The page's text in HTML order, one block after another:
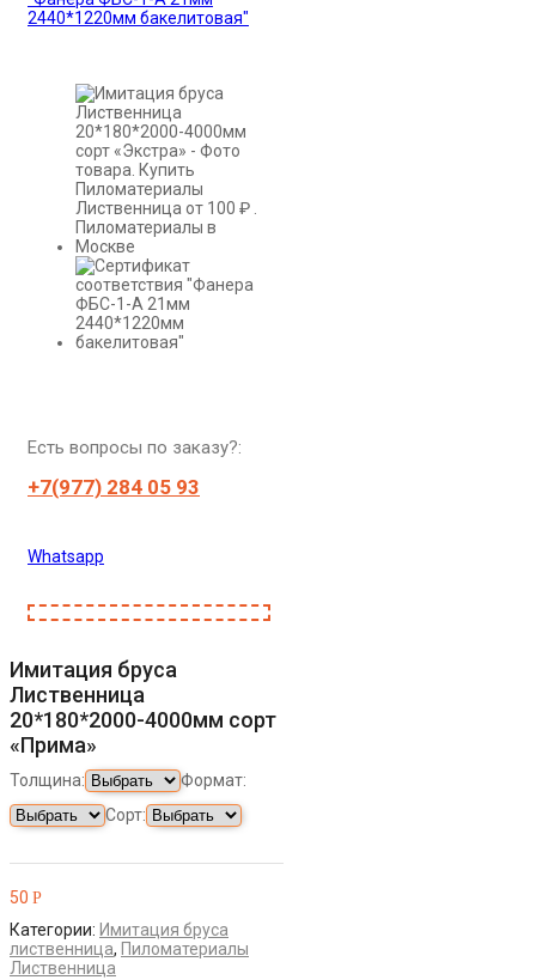
Есть вопросы по заказу?:
+7(977) 284 05 93
Whatsapp
Имитация бруса
Лиственница
20*180*2000-4000мм сорт
«Прима»
Толщина:
Формат:
Сорт:
50 Р
Категории: Имитация бруса
лиственница, Пиломатериалы
Лиственница